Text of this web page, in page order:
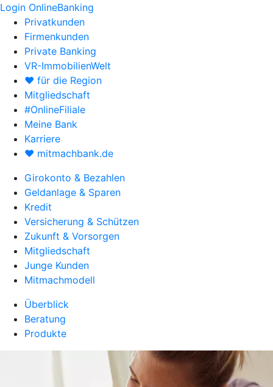
Login OnlineBanking
Privatkunden
Firmenkunden
Private Banking
VR-ImmobilienWelt
♥ für die Region
Mitgliedschaft
#OnlineFiliale
Meine Bank
Karriere
♥ mitmachbank.de
Girokonto & Bezahlen
Geldanlage & Sparen
Kredit
Versicherung & Schützen
Zukunft & Vorsorgen
Mitgliedschaft
Junge Kunden
Mitmachmodell
Überblick
Beratung
Produkte